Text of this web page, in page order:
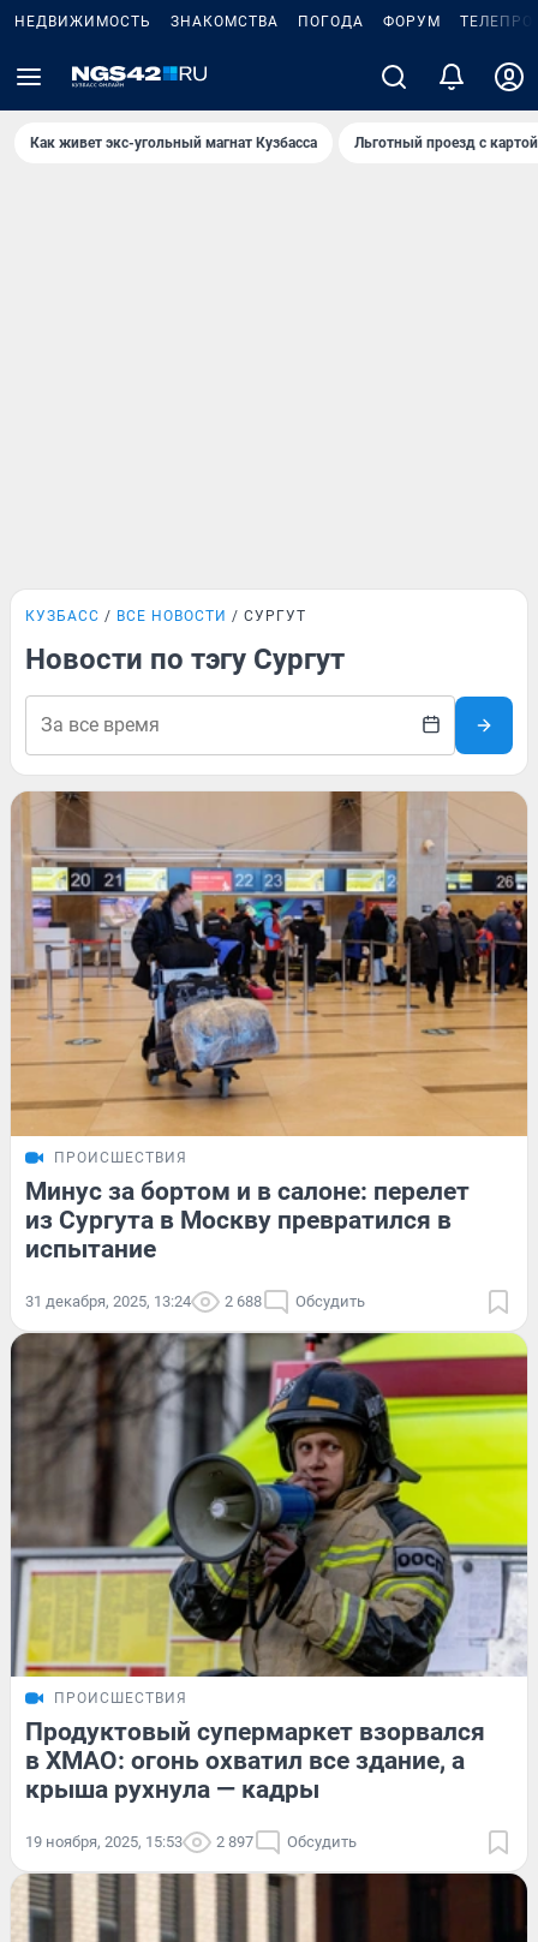
НЕДВИЖИМОСТЬ ЗНАКОМСТВА ПОГОДА ФОРУМ
Как живет экс-угольный магнат Кузбасса Льготный проезд с
КУЗБАСС ВСЕ НОВОСТИ СУРГУТ
Новости по тэгу Сургут
ПРОИСШЕСТВИЯ
Минус за бортом и в салоне: перелет
из Сургута в Москву превратился в
испытание
31 декабря, 2025, 13:24 2 688 Обсудить
ПРОИСШЕСТВИЯ
Продуктовый супермаркет взорвался
в ХМАО: огонь охватил все здание, а
крыша рухнула — кадры
19 ноября, 2025, 15:53 2 897 Обсудить